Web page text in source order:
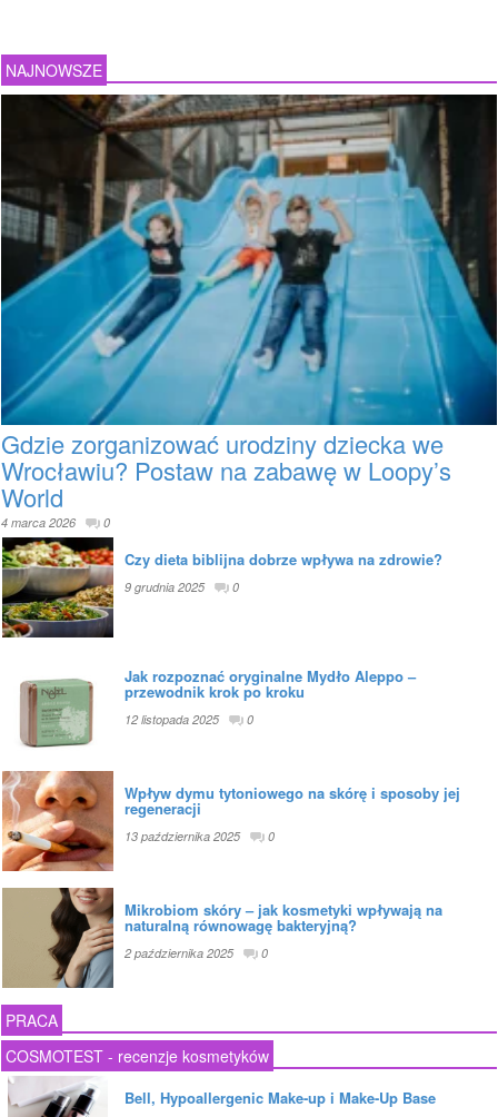
NAJNOWSZE
Gdzie zorganizować urodziny dziecka we
Wrocławiu? Postaw na zabawę w Loopy’s
World
4 marca 2026 0
Czy dieta biblijna dobrze wpływa na zdrowie?
9 grudnia 2025 0
Jak rozpoznać oryginalne Mydło Aleppo –
przewodnik krok po kroku
12 listopada 2025 0
Wpływ dymu tytoniowego na skórę i sposoby jej
regeneracji
13 października 2025 0
Mikrobiom skóry – jak kosmetyki wpływają na
naturalną równowagę bakteryjną?
2 października 2025 0
PRACA
COSMOTEST - recenzje kosmetyków
Bell, Hypoallergenic Make-up i Make-Up Base